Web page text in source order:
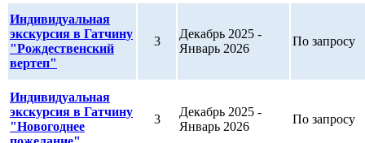
Индивидуальная
экскурсия в Гатчину
"Рождественский
вертеп"
3
Декабрь 2025 -
Январь 2026
По запросу
Индивидуальная
экскурсия в Гатчину
"Новогоднее
3
Декабрь 2025 -
Январь 2026
По запросу